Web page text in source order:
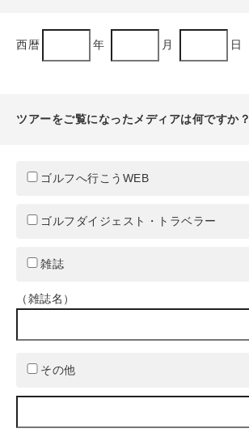
西暦 年 月 日
ツアーをご覧になったメディアは何ですか？
ゴルフへ行こうWEB
ゴルフダイジェスト・トラベラー
雑誌
（雑誌名）
その他